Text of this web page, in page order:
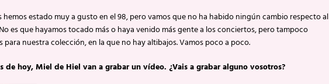
hemos estado muy a gusto en el 98, pero vamos que no ha habido ningún cambio respecto al
es que hayamos tocado más o haya venido más gente a los conciertos, pero tampoco
para nuestra colección, en la que no hay altibajos. Vamos poco a poco.
de hoy, Miel de Hiel van a grabar un vídeo. ¿Vais a grabar alguno vosotros?